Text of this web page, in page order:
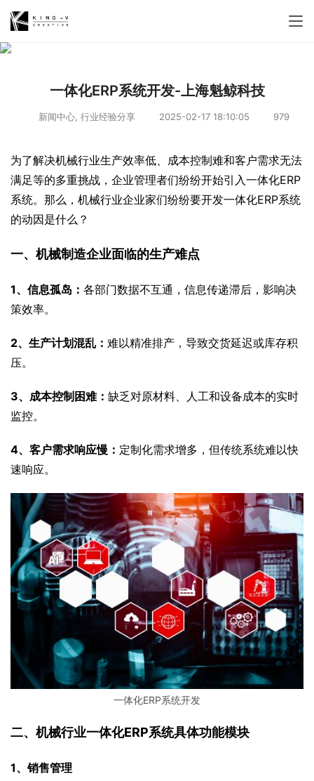
一体化ERP系统开发-上海魁鲸科技
新闻中心 行业经验分享 2025-02-17 18:10:05 979
为了解决机械行业生产效率低、成本控制难和客户需求无法
满足等的多重挑战，企业管理者们纷纷开始引入一体化ERP
系统。那么，机械行业企业家们纷纷要开发一体化ERP系统
的动因是什么？
一、机械制造企业面临的生产难点
1、信息孤岛： 各部门数据不互通，信息传递滞后，影响决
策效率。
2、生产计划混乱： 难以精准排产，导致交货延迟或库存积
压。
3、成本控制困难： 缺乏对原材料、人工和设备成本的实时
监控。
4、客户需求响应慢： 定制化需求增多，但传统系统难以快
速响应。
一体化ERP系统开发
二、机械行业一体化ERP系统具体功能模块
1、销售管理